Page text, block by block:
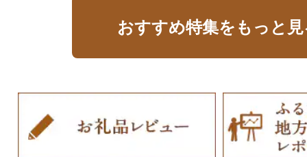
おすすめ特集をもっと